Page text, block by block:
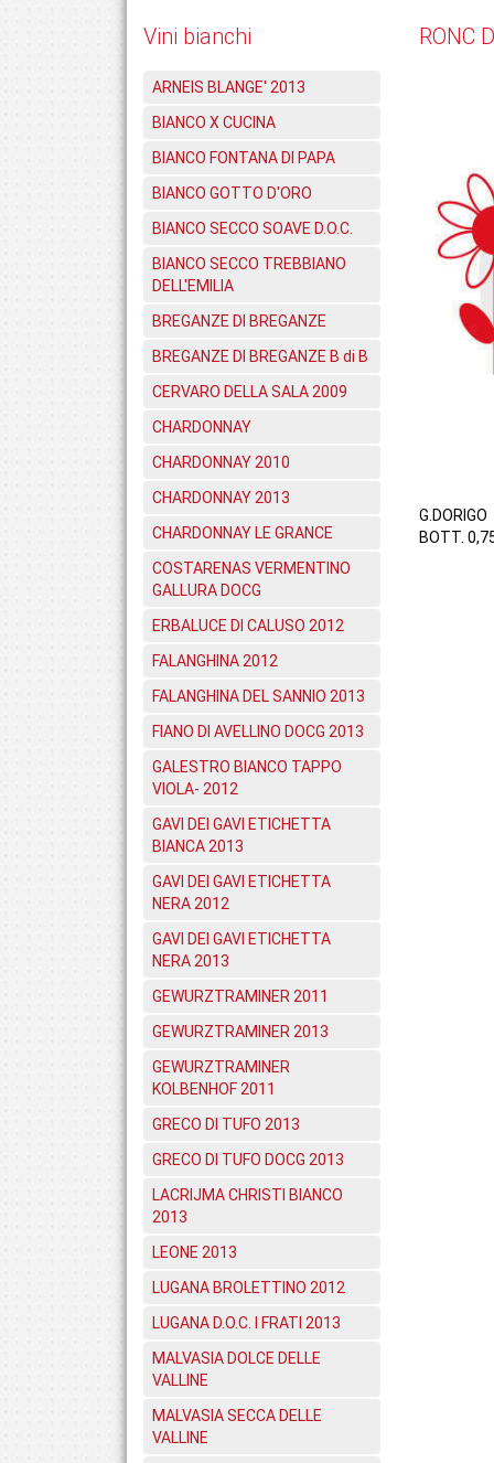
Vini bianchi
ARNEIS BLANGE' 2013
BIANCO X CUCINA
BIANCO FONTANA DI PAPA
BIANCO GOTTO D'ORO
BIANCO SECCO SOAVE D.O.C.
BIANCO SECCO TREBBIANO
DELL'EMILIA
BREGANZE DI BREGANZE
BREGANZE DI BREGANZE B di B
CERVARO DELLA SALA 2009
CHARDONNAY
CHARDONNAY 2010
CHARDONNAY 2013
CHARDONNAY LE GRANCE
COSTARENAS VERMENTINO
GALLURA DOCG
ERBALUCE DI CALUSO 2012
FALANGHINA 2012
FALANGHINA DEL SANNIO 2013
FIANO DI AVELLINO DOCG 2013
GALESTRO BIANCO TAPPO
VIOLA- 2012
GAVI DEI GAVI ETICHETTA
BIANCA 2013
GAVI DEI GAVI ETICHETTA
NERA 2012
GAVI DEI GAVI ETICHETTA
NERA 2013
GEWURZTRAMINER 2011
GEWURZTRAMINER 2013
GEWURZTRAMINER
KOLBENHOF 2011
GRECO DI TUFO 2013
GRECO DI TUFO DOCG 2013
LACRIJMA CHRISTI BIANCO
2013
LEONE 2013
LUGANA BROLETTINO 2012
LUGANA D.O.C. I FRATI 2013
MALVASIA DOLCE DELLE
VALLINE
MALVASIA SECCA DELLE
VALLINE
RONC
G.DORIGO
BOTT.